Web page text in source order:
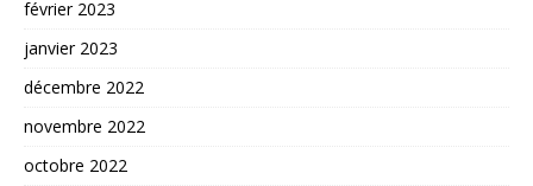
février 2023
janvier 2023
décembre 2022
novembre 2022
octobre 2022